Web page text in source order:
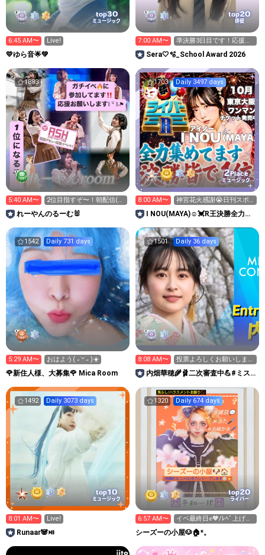
top30
ミュージック
6:45 AM〜 Live!
💛ゆら音🌟💚
top20
俳優
7:00 AM〜
準決勝3日目です！応援お
願いします☺️
Sera🤍🫧_School Award 2026
1883
5:40 AM〜
2位目指すぞ〜！朝配信(
˶˙ᵕ˙˶ )☀️
れーやんのるーむ🐰
1703 Daily 3497 days
2Place
ミュージック
8:00 AM〜
神宮花火感謝😭日刊スポ
ーツ新聞買いに行く配信
I NOU(MAYA)☺︎︎︎︎💓R王決勝全力挑
1542 Daily 731 days
5:29 AM〜 おはよう( ˶˙ᵕ˙˶ )☀️
🌹新住人様、大募集🌹 Mica Room
1501 Daily 36 days
8:08 AM〜
投票よろしくお願いしま
す‼️ガチイベ〜💪🔥
内畑華穂🌾🩰二次審査中💪#ミス
1492 Daily 3073 days
top10
ミュージック
8:01 AM〜 Live!
Runaar🐼⏯
1320 Daily 674 days
top20
ライバー
6:57 AM〜
イベ最終日✊️🧡/ﾚﾍﾞ上げ歓
迎🫶
シーズーの小屋🐶🏠️*。